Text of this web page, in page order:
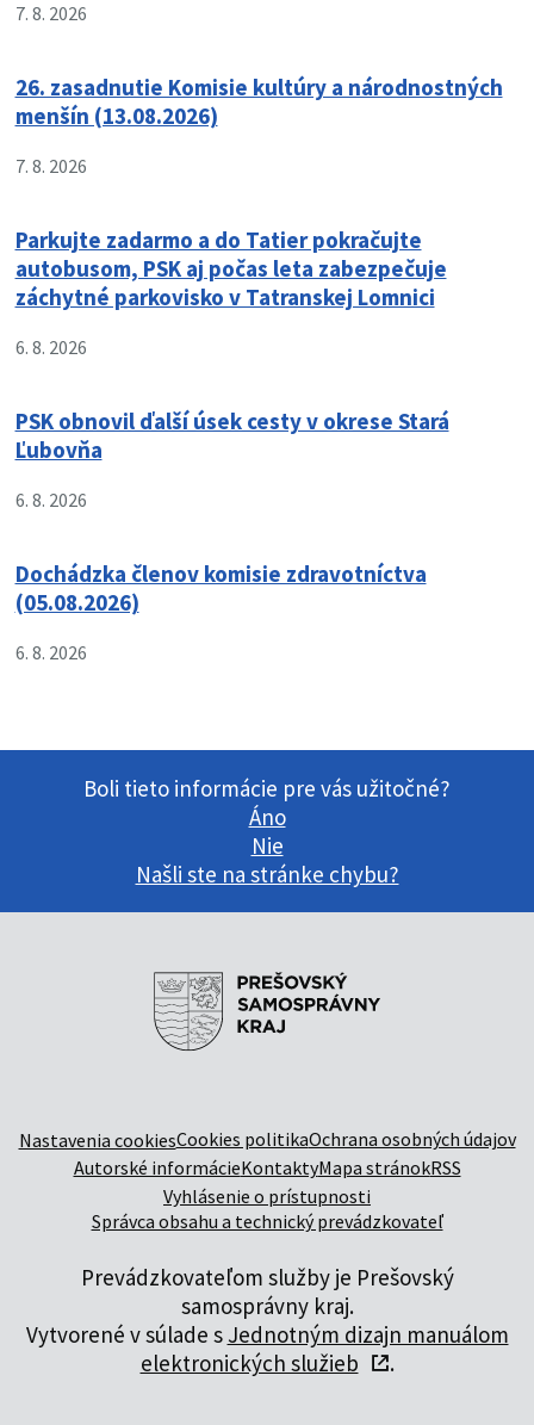
7. 8. 2026
26. zasadnutie Komisie kultúry a národnostných
menšín (13.08.2026)
7. 8. 2026
Parkujte zadarmo a do Tatier pokračujte
autobusom, PSK aj počas leta zabezpečuje
záchytné parkovisko v Tatranskej Lomnici
6. 8. 2026
PSK obnovil ďalší úsek cesty v okrese Stará
Ľubovňa
6. 8. 2026
Dochádzka členov komisie zdravotníctva
(05.08.2026)
6. 8. 2026
Boli tieto informácie pre vás užitočné?
Áno
Nie
Našli ste na stránke chybu?
Nastavenia cookiesCookies politikaOchrana osobných údajov
Autorské informácieKontaktyMapa stránokRSS
Vyhlásenie o prístupnosti
Správca obsahu a technický prevádzkovateľ
Prevádzkovateľom služby je Prešovský
samosprávny kraj.
Vytvorené v súlade s Jednotným dizajn manuálom
elektronických služieb
.